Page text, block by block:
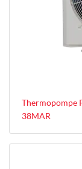
Thermopompe
38MAR